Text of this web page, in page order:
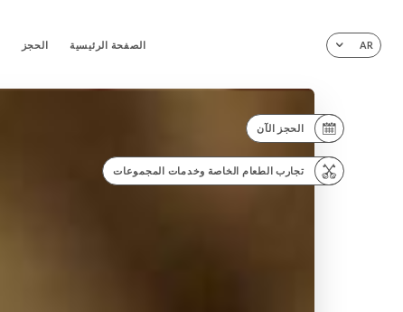
AR الصفحة الرئيسية الحجز
الحجز الآن
تجارب الطعام الخاصة وخدمات المجموعات